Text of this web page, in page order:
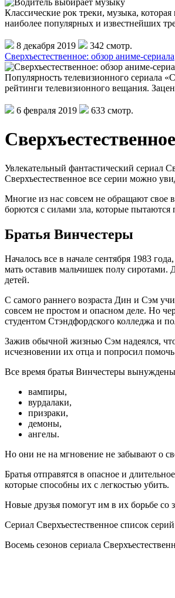
Классические рок треки, музыка,
наиболее популярных и известнейших
8 декабря 2019
342 смотр.
Сверхъестественное: обзор аниме-сериала
Популярность телевизионного сериала
рейтинги телевизионного вещания.
6 февраля 2019 633 смотр.
Сверхъестественное
Увлекательный фантастический сериал
Сверхъестественное все серии можно
Многие из нас совсем не обращают свое
борются с силами зла, которые
Братья Винчестеры
Началось все в начале сентября 1983
мать оставив мальчишек полу сиротами.
детей.
С самого раннего возраста Дин и Сэм
совсем не простом и опасном деле. Но
студентом Стэндфордского колледжа и
Зажив обычной жизнью Сэм надеялся, что
исчезновении их отца и попросил
Все время братья Винчестеры
вампиры,
вурдалаки,
призраки,
демоны,
ангелы.
Но они не на мгновение не забывают о
Братья отправятся в опасное и
которые способны их с легкостью убить.
Новые друзья помогут им в их борьбе со
Сериал Сверхъестественное список
Восемь сезонов сериала